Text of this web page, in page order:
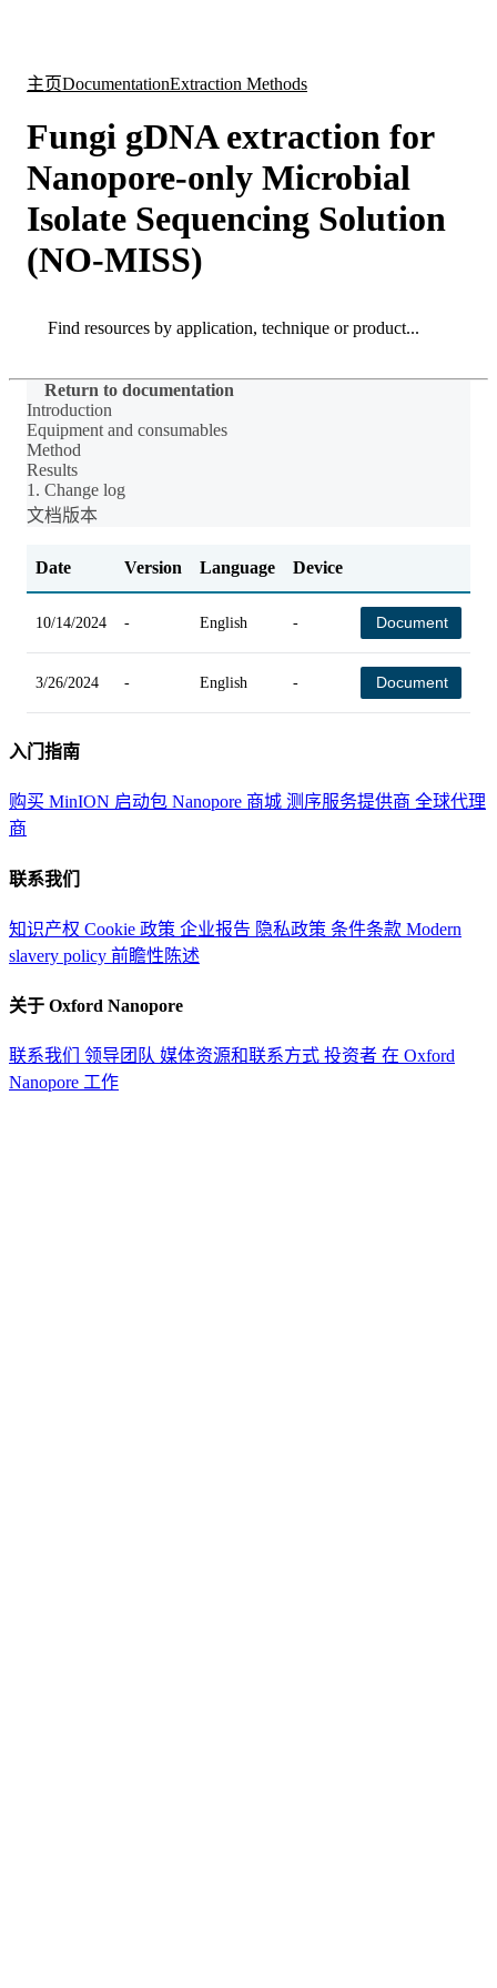
主页DocumentationExtraction Methods
Fungi gDNA extraction for
Nanopore-only Microbial
Isolate Sequencing Solution
(NO-MISS)
Search
Return to documentation
Introduction
Equipment and consumables
Method
Results
1. Change log
文档版本
Date Version Language Device
10/14/2024 - English - Document
3/26/2024 - English - Document
入门指南
购买 MinION 启动包 Nanopore 商城 测序服务提供商 全球代理
商
联系我们
知识产权 Cookie 政策 企业报告 隐私政策 条件条款 Modern
slavery policy 前瞻性陈述
关于 Oxford Nanopore
联系我们 领导团队 媒体资源和联系方式 投资者 在 Oxford
Nanopore 工作